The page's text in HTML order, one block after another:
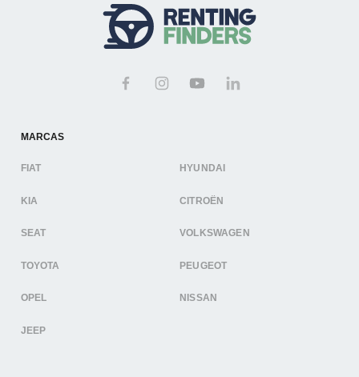
MARCAS
FIAT HYUNDAI
KIA CITROËN
SEAT VOLKSWAGEN
TOYOTA PEUGEOT
OPEL NISSAN
JEEP